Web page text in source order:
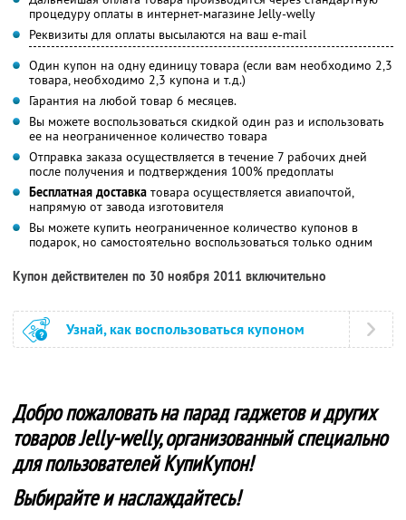
процедуру оплаты в интернет-магазине Jelly-welly
Реквизиты для оплаты высылаются на ваш е-mail
Один купон на одну единицу товара (если вам необходимо 2,3
товара, необходимо 2,3 купона и т.д.)
Гарантия на любой товар 6 месяцев.
Вы можете воспользоваться скидкой один раз и использовать
ее на неограниченное количество товара
Отправка заказа осуществляется в течение 7 рабочих дней
после получения и подтверждения 100% предоплаты
Бесплатная доставка товара осуществляется авиапочтой,
напрямую от завода изготовителя
Вы можете купить неограниченное количество купонов в
подарок, но самостоятельно воспользоваться только одним
Купон действителен по 30 ноября 2011 включительно
Узнай, как воспользоваться купоном
Добро пожаловать на парад гаджетов и других
товаров Jelly-welly, организованный специально
для пользователей КупиКупон!
Выбирайте и наслаждайтесь!